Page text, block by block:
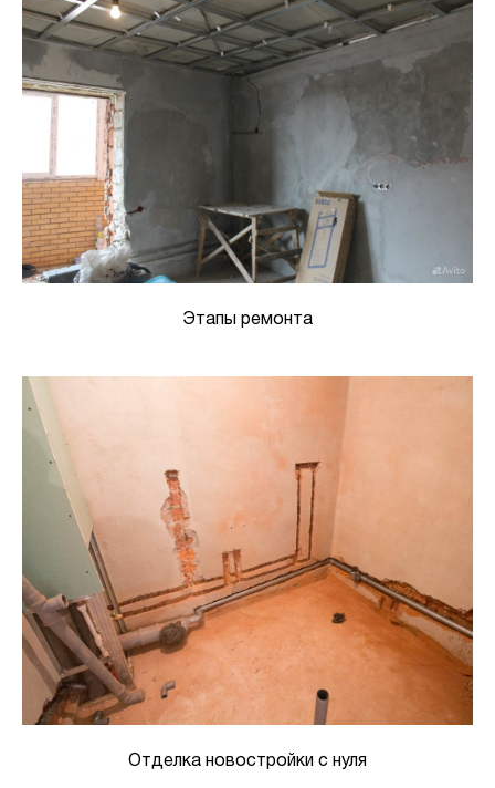
Этапы ремонта
Отделка новостройки с нуля